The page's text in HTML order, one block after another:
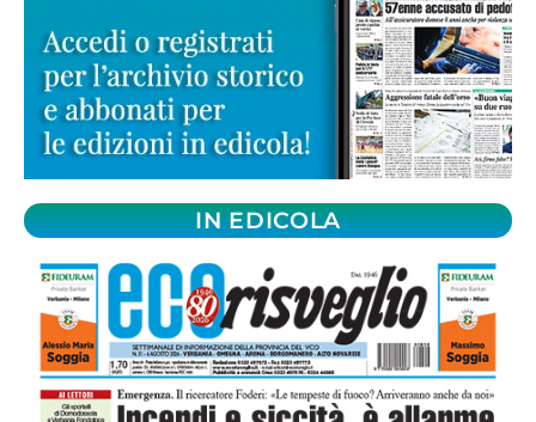
IN EDICOLA